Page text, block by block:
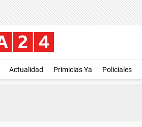
Actualidad Primicias Ya Policiales